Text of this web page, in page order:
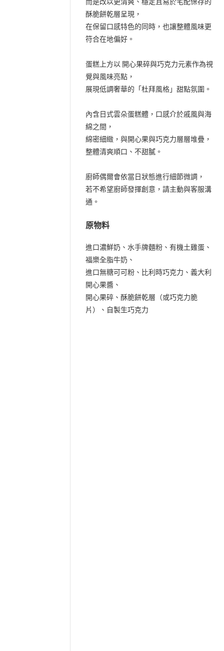
酥脆餅乾層呈現，
在保留口感特色的同時，也讓整體風味更
符合在地偏好。
蛋糕上方以 開心果碎與巧克力元素作為視
覺與風味亮點，
展現低調奢華的「杜拜風格」甜點氛圍。
內含日式雲朵蛋糕體，口感介於戚風與海
綿之間，
綿密細緻，與開心果與巧克力層層堆疊，
整體清爽順口、不甜膩。
廚師偶爾會依當日狀態進行細節微調，
若不希望廚師發揮創意，請主動與客服溝
通。
原物料
進口濃鮮奶、水手牌麵粉、有機土雞蛋、
福樂全脂牛奶、
進口無糖可可粉、比利時巧克力、義大利
開心果醬、
開心果碎、酥脆餅乾層（或巧克力脆
片）、自製生巧克力